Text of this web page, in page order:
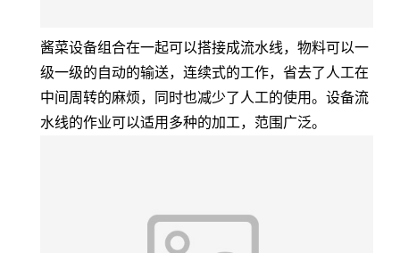
酱菜设备组合在一起可以搭接成流水线，物料可以一
级一级的自动的输送，连续式的工作，省去了人工在
中间周转的麻烦，同时也减少了人工的使用。设备流
水线的作业可以适用多种的加工，范围广泛。